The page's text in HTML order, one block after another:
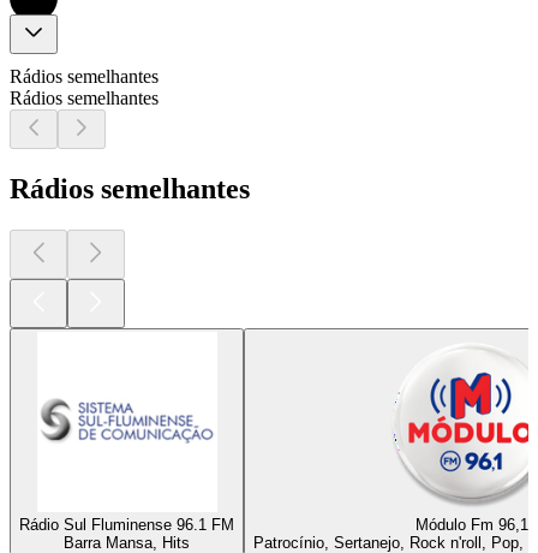
Rádios semelhantes
Rádios semelhantes
Rádios semelhantes
Rádio Sul Fluminense 96.1 FM
Barra Mansa, Hits
Módulo Fm 96,1
Patrocínio, Sertanejo, Rock n'roll, Pop,